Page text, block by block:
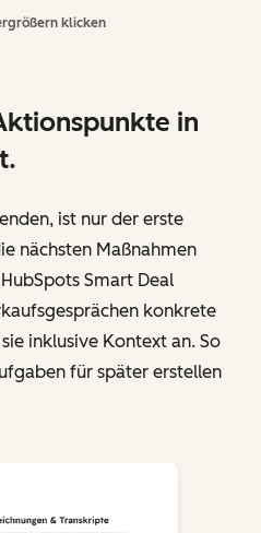
klicken
in
ist nur der erste
nächsten Maßnahmen
Smart Deal
konkrete
inklusive Kontext an. So
für später erstellen